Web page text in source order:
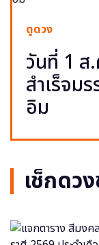
ดูดวง
วันที่ 1 ส
สำเร็จม
อิม
เช็กดว